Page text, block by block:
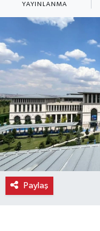
YAYINLANMA
Paylaş
Gurme
Haber
İlçe Haberleri
Keşfet